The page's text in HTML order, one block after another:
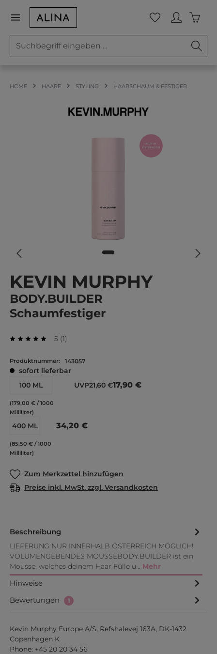
Zum Hauptinhalt springen Du hast 0
HOME HAARE STYLING HAARSCHAUM & FESTIGER
Bildergalerie überspringen
KEVIN MURPHY
BODY.BUILDER
Schaumfestiger
5
Durchschnittliche Bewertung von 5 von 5
(1)
Bewertung
Produktnummer: 143057
sofort lieferbar
100 ML
(179,00 € / 1000
Milliliter)
UVP21,60 €17,90 €
400 ML
(85,50 € / 1000
Milliliter)
34,20 €
Zum Merkzettel hinzufügen
Preise inkl. MwSt. zzgl. Versandkosten
Beschreibung
LIEFERUNG NUR INNERHALB ÖSTERREICH MÖGLICH!
VOLUMENGEBENDES MOUSSEBODY.BUILDER ist ein
Mousse, welches deinem Haar Fülle u… Mehr
Hinweise
Bewertungen
1
Kevin Murphy Europe A/S, Refshalevej 163A, DK-1432
Copenhagen K
Phone: +45 20 20 34 56